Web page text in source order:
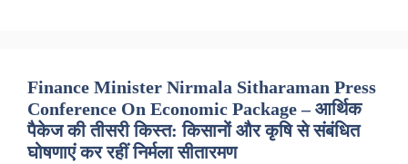
Finance Minister Nirmala Sitharaman Press
Conference On Economic Package – आर्थिक
पैकेज की तीसरी किस्त: किसानों और कृषि से संबंधित
घोषणाएं कर रहीं निर्मला सीतारमण